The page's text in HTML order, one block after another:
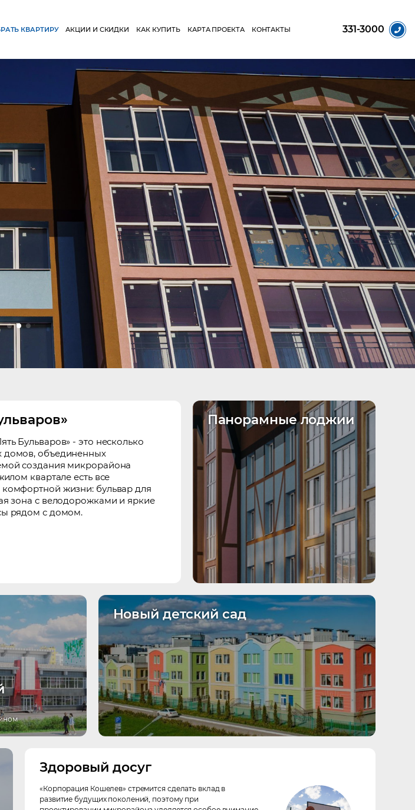
КВАРТИРУ АКЦИИ И СКИДКИ КАК КУПИТЬ КАРТА ПРОЕКТА КОНТАКТЫ 331-3000
Бульваров» - это несколько
домов, объединенных
создания микрорайона
квартале есть все
жизни: бульвар для
зона с велодорожками и яркие
рядом с домом.
Панорамные лоджии
Новый детский сад
Здоровый досуг
«Корпорация Кошелев» стремится сделать вклад в
развитие будущих поколений, поэтому при